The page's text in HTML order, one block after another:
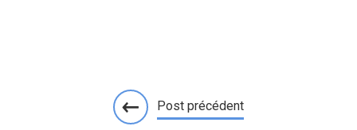
Post précédent